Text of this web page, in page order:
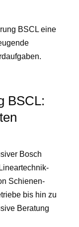
BSCL eine
BSCL:
Bosch
Schienen-
bis hin zu
Beratung